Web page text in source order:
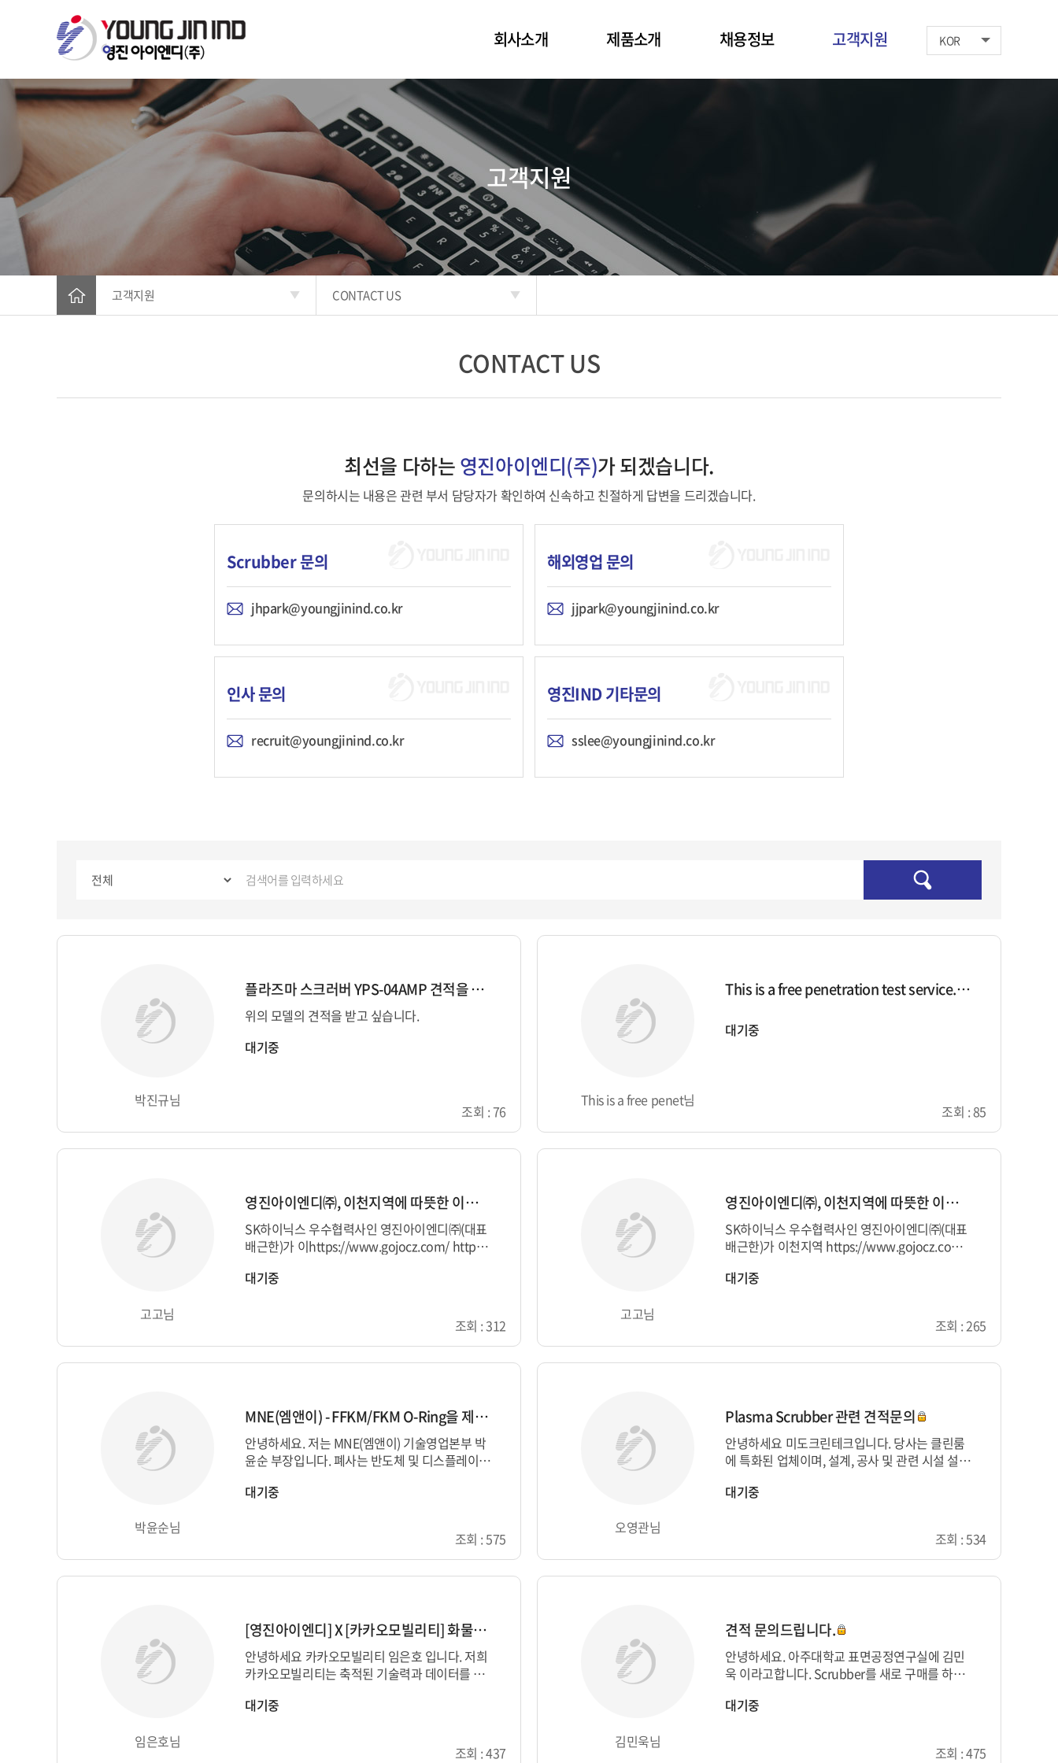
회사소개 제품소개 채용정보 고객지원 KOR
고객지원
고객지원 CONTACT US
CONTACT US
최선을 다하는영진아이엔디(주)가 되겠습니다.
문의하시는 내용은 관련 부서 담당자가 확인하여 신속하고 친절하게 답변을 드리겠습니다.
Scrubber 문의
jhpark@youngjinind.co.kr
해외영업 문의
jjpark@youngjinind.co.kr
인사 문의
recruit@youngjinind.co.kr
영진IND 기타문의
sslee@youngjinind.co.kr
박진규님
플라즈마 스크러버 YPS-04AMP 견적을 받고 ...
위의 모델의 견적을 받고 싶습니다.
대기중
조회 : 76
This is a free penet님
This is a free penetration test service....
대기중
조회 : 85
고고님
영진아이엔디㈜, 이천지역에 따뜻한 이웃사...
SK하이닉스 우수협력사인 영진아이엔디㈜(대표
배근한)가 이https://www.gojocz.com/ http
om/12 https://www.goj...
대기중
조회 : 312
고고님
영진아이엔디㈜, 이천지역에 따뜻한 이웃사...
SK하이닉스 우수협력사인 영진아이엔디㈜(대표
배근한)가 이천지역 https://www.gojocz.com/
ocz.com/12 https://...
대기중
조회 : 265
박윤순님
MNE(엠앤이) - FFKM/FKM O-Ring을 제안 드립...
안녕하세요. 저는 MNE(엠앤이) 기술영업본부 박
윤순 부장입니다. 폐사는 반도체 및 디스플레이
직접 개발, 제조하고 있으며,...
대기중
조회 : 575
오영관님
Plasma Scrubber 관련 견적문의
안녕하세요 미도크린테크입니다. 당사는 클린룸
에 특화된 업체이며, 설계, 공사 및 관련 시설 설치
sma Scrubber에 대한 ...
대기중
조회 : 534
임은호님
[영진아이엔디] X [카카오모빌리티] 화물운송 ...
안녕하세요 카카오모빌리티 임은호 입니다. 저희
카카오모빌리티는 축적된 기술력과 데이터를 바
다. 현재 저희는 통합 운송 ...
대기중
조회 : 437
김민욱님
견적 문의드립니다.
안녕하세요. 아주대학교 표면공정연구실에 김민
욱 이라고합니다. Scrubber를 새로 구매를 하려
가스는 PFC 가스 입니다. 현...
대기중
조회 : 475